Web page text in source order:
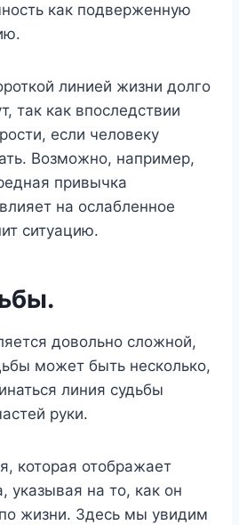
как подверженную
линией жизни долго
так как впоследствии
если человеку
Возможно, например,
привычка
на ослабленное
ситуацию.
довольно сложной,
может быть несколько,
линия судьбы
руки.
которая отображает
указывая на то, как он
жизни. Здесь мы увидим